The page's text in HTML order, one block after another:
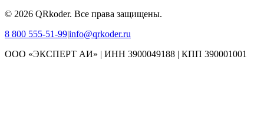
© 2026 QRkoder. Все права защищены.
8 800 555-51-99|info@qrkoder.ru
ООО «ЭКСПЕРТ АИ» | ИНН 3900049188 | КПП 390001001